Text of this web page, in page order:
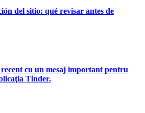
del sitio: qué revisar antes de
cu un mesaj important pentru
Tinder.